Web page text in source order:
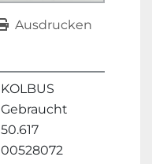
Ausdrucken
KOLBUS
Gebraucht
50.617
00528072